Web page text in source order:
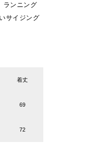
ランニング
サイジング
着丈
69
72